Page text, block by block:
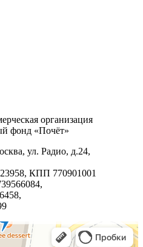
организация
фонд «Почёт»
ул. Радио, д.24,
КПП 770901001